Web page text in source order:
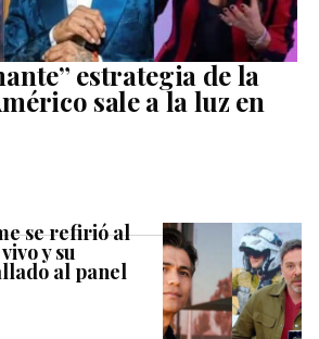
estrategia de la
sale a la luz en
se refirió al
y su
al panel